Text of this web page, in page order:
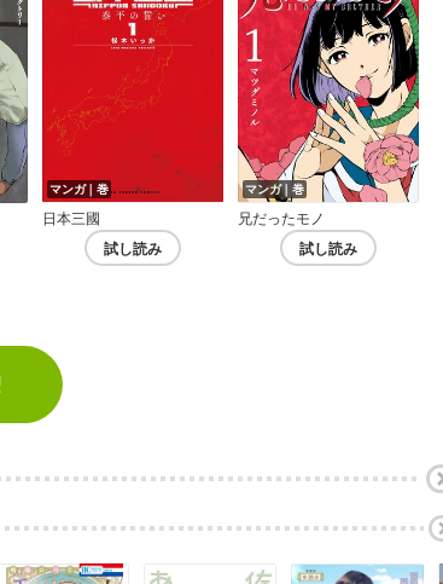
マンガ｜巻
日本三國
試し読み
マンガ｜巻
兄だったモノ
試し読み